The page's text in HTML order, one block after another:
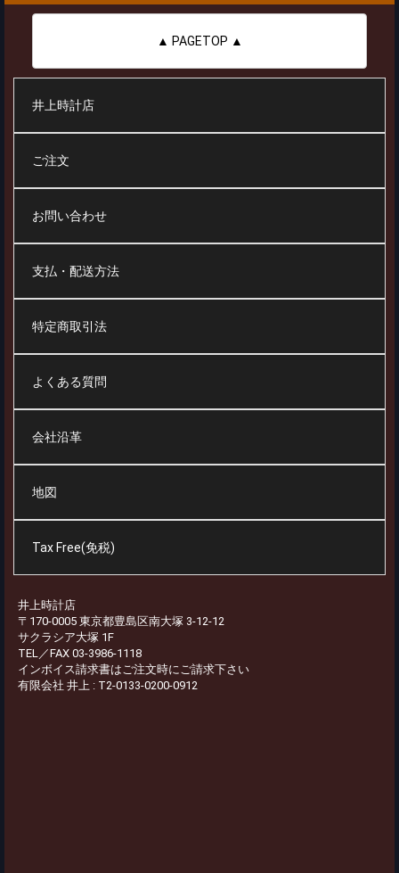
▲ PAGETOP ▲
井上時計店
ご注文
お問い合わせ
支払・配送方法
特定商取引法
よくある質問
会社沿革
地図
Tax Free(免税)
井上時計店
〒170-0005 東京都豊島区南大塚 3-12-12
サクラシア大塚 1F
TEL／FAX 03-3986-1118
インボイス請求書はご注文時にご請求下さい
有限会社 井上 : T2-0133-0200-0912